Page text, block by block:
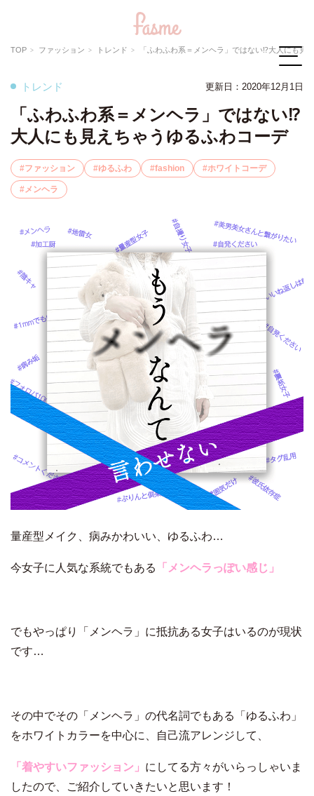
TOP ファッション トレンド 「ふわふわ系＝メンヘラ」ではない⁉大人にも見えちゃうゆる
トレンド 更新日：2020年12月1日
「ふわふわ系＝メンヘラ」ではない⁉
大人にも見えちゃうゆるふわコーデ
ファッション ゆるふわ fashion ホワイトコーデ
メンヘラ
量産型メイク、病みかわいい、ゆるふわ…
今女子に人気な系統でもある 「メンヘラっぽい感じ」
でもやっぱり「メンヘラ」に抵抗ある女子はいるのが現状
です…
その中でその「メンヘラ」の代名詞でもある「ゆるふわ」
をホワイトカラーを中心に、自己流アレンジして、
「着やすいファッション」 にしてる方々がいらっしゃいま
したので、ご紹介していきたいと思います！